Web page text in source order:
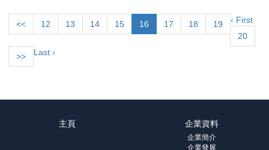
‹ First
<< 12 13 14 15 16 17 18
19
20
>> Last ›
主頁 企業資料
企業簡介
企業發展